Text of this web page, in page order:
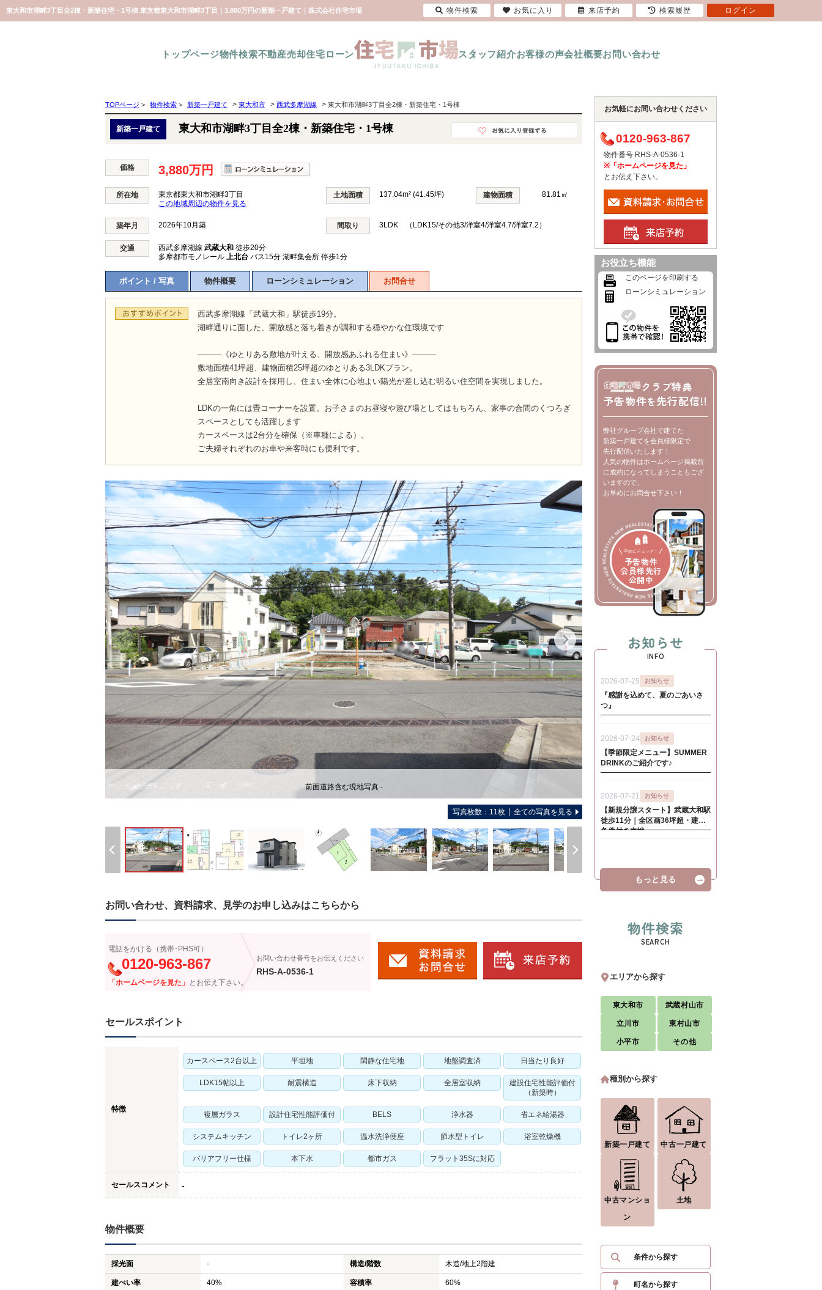
東大和市湖畔3丁目全2棟・新築住宅・1号棟 東京都東大和市湖畔3丁目｜3,880万円の新築一戸建て｜株式会社住宅市場
トップページ物件検索不動産売却住宅ローン スタッフ紹介お客様の声会社概要お問い合わせ
TOPページ > 物件検索 > 新築一戸建て > 東大和市 > 西武多摩湖線 > 東大和市湖畔3丁目全2棟・新築住宅・1号棟
新築一戸建て 東大和市湖畔3丁目全2棟・新築住宅・1号棟
価格 3,880万円
所在地
東京都東大和市湖畔3丁目
この地域周辺の物件を見る
土地面積 137.04m² (41.45坪) 建物面積 81.81㎡
築年月 2026年10月築 間取り 3LDK （LDK15/その他3/洋室4/洋室4.7/洋室7.2）
交通 西武多摩湖線 武蔵大和 徒歩20分
多摩都市モノレール 上北台 バス15分 湖畔集会所 停歩1分
ポイント / 写真 物件概要 ローンシミュレーション お問合せ
西武多摩湖線「武蔵大和」駅徒歩19分。
湖畔通りに面した、開放感と落ち着きが調和する穏やかな住環境です
―――《ゆとりある敷地が叶える、開放感あふれる住まい》―――
敷地面積41坪超、建物面積25坪超のゆとりある3LDKプラン。
全居室南向き設計を採用し、住まい全体に心地よい陽光が差し込む明るい住空間を実現しました。
LDKの一角には畳コーナーを設置。お子さまのお昼寝や遊び場としてはもちろん、家事の合間のくつろぎ
スペースとしても活躍します
カースペースは2台分を確保（※車種による）。
ご夫婦それぞれのお車や来客時にも便利です。
前面道路含む現地写真 -
写真枚数：11枚 全ての写真を見る
お問い合わせ、資料請求、見学のお申し込みはこちらから
電話をかける（携帯･PHS可）
0120-963-867
「ホームページを見た」 とお伝え下さい。
お問い合わせ番号をお伝えください
RHS-A-0536-1
セールスポイント
特徴
カースペース2台以上 平坦地 閑静な住宅地 地盤調査済 日当たり良好
LDK15帖以上 耐震構造 床下収納 全居室収納
建設住宅性能評価付
（新築時）
複層ガラス 設計住宅性能評価付 BELS 浄水器 省エネ給湯器
システムキッチン トイレ2ヶ所 温水洗浄便座 節水型トイレ 浴室乾燥機
バリアフリー仕様 本下水 都市ガス フラット35Sに対応
セールスコメント -
物件概要
採光面 - 構造/階数 木造/地上2階建
建ぺい率 40% 容積率 60%
お気軽にお問い合わせください
0120-963-867
物件番号 RHS-A-0536-1
※「ホームページを見た」
とお伝え下さい。
お役立ち機能
このページを印刷する
ローンシミュレーション
クラブ特典
予告物件を先行配信!!
弊社グループ会社で建てた
新築一戸建てを会員様限定で
先行配信いたします！
人気の物件はホームページ掲載前
に成約になってしまうこともござ
いますので、
お早めにお問合せ下さい！
早めにチェック！
予告物件
会員様先行
公開中
お知らせ
INFO
もっと見る
物件検索
SEARCH
エリアから探す
東大和市 武蔵村山市
立川市 東村山市
小平市 その他
種別から探す
新築一戸建て 中古一戸建て
中古マンショ
ン
土地
条件から探す
町名から探す
物件検索 お気に入り 来店予約 検索履歴 ログイン